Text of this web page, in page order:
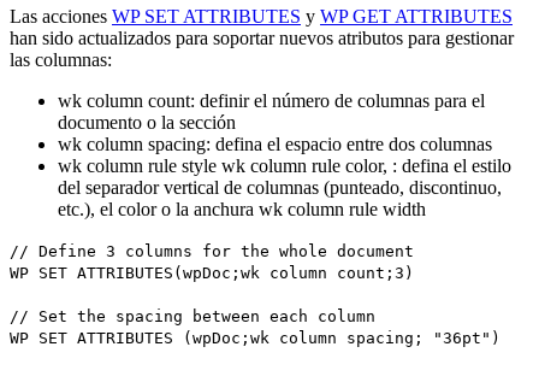
Las acciones WP SET ATTRIBUTES y WP GET ATTRIBUTES
han sido actualizados para soportar nuevos atributos para gestionar
las columnas:
wk column count: definir el número de columnas para el
documento o la sección
wk column spacing: defina el espacio entre dos columnas
wk column rule style wk column rule color, : defina el estilo
del separador vertical de columnas (punteado, discontinuo,
etc.), el color o la anchura wk column rule width
// Define 3 columns for the whole document
WP SET ATTRIBUTES (wpDoc ; wk column count ;3)
// Set the spacing between each column
WP SET ATTRIBUTES (wpDoc ; wk column spacing ; "36pt")